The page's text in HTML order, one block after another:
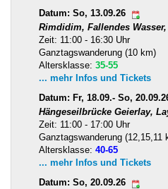
Datum: So, 13.09.26
Rimdidim, Fallendes
Zeit: 11:00 - 16:30 Uhr
Ganztagswanderung (10 km)
Altersklasse: 35-55
... mehr Infos und Tickets
Datum: Fr, 18.09.- So,
Hängeseilbrücke Geierlay,
Zeit: 11:00 - 17:00 Uhr
Ganztagswanderung (12,15,11
Altersklasse: 40-65
... mehr Infos und Tickets
Datum: So, 20.09.26